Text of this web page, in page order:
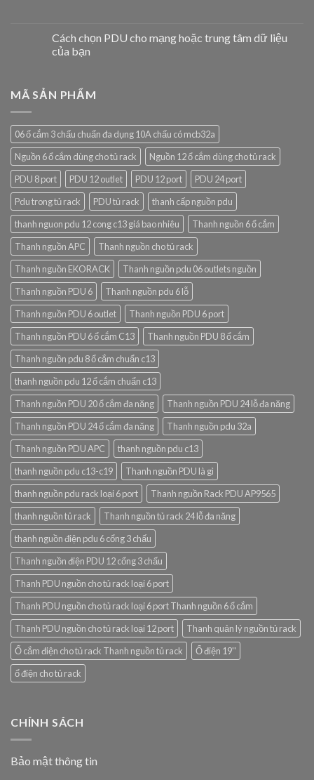
Cách chọn PDU cho mạng hoặc trung tâm dữ liệu
của bạn
MÃ SẢN PHẨM
06 ổ cắm 3 chấu chuẩn đa dụng 10A chấu có mcb32a
Nguồn 6 ổ cắm dùng cho tủ rack
Nguồn 12 ổ cắm dùng cho tủ rack
PDU 8 port
PDU 12 outlet PDU 12 port
PDU 24 port
Pdu trong tủ rack
PDU tủ rack
thanh cấp nguồn pdu
thanh nguon pdu 12 cong c13 giá bao nhiêu
Thanh nguồn 6 ổ cắm
Thanh nguồn APC
Thanh nguồn cho tủ rack
Thanh nguồn EKORACK
Thanh nguồn pdu 06 outlets nguồn
Thanh nguồn PDU 6
Thanh nguồn pdu 6 lỗ
Thanh nguồn PDU 6 outlet
Thanh nguồn PDU 6 port
Thanh nguồn PDU 6 ổ cắm C13
Thanh nguồn PDU 8 ổ cắm
Thanh nguồn pdu 8 ổ cắm chuẩn c13
thanh nguồn pdu 12 ổ cắm chuẩn c13
Thanh nguồn PDU 20 ổ cắm đa năng
Thanh nguồn PDU 24 lỗ đa năng
Thanh nguồn PDU 24 ổ cắm đa năng
Thanh nguồn pdu 32a
Thanh nguồn PDU APC
thanh nguồn pdu c13
thanh nguồn pdu c13-c19
Thanh nguồn PDU là gì
thanh nguồn pdu rack loại 6 port
Thanh nguồn Rack PDU AP9565
thanh nguồn tủ rack
Thanh nguồn tủ rack 24 lỗ đa năng
thanh nguồn điện pdu 6 cổng 3 chấu
Thanh nguồn điện PDU 12 cổng 3 chấu
Thanh PDU nguồn cho tủ rack loại 6 port
Thanh PDU nguồn cho tủ rack loại 6 port Thanh nguồn 6 ổ cắm
Thanh PDU nguồn cho tủ rack loại 12 port
Thanh quản lý nguồn tủ rack
Ổ cắm điện cho tủ rack Thanh nguồn tủ rack
Ổ điện 19''
ổ điện cho tủ rack
CHÍNH SÁCH
Bảo mật thông tin